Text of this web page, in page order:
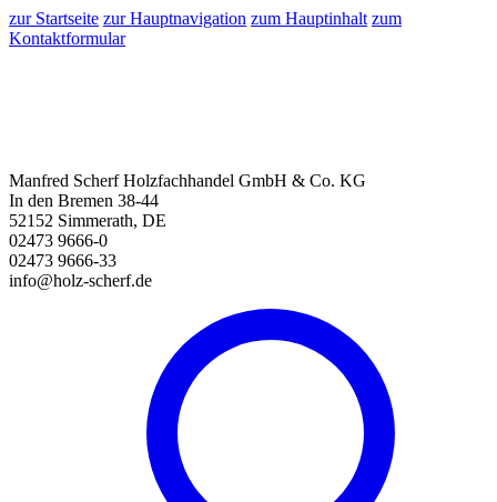
zur Startseite zur Hauptnavigation zum Hauptinhalt zum
Kontaktformular
Manfred Scherf Holzfachhandel GmbH & Co. KG
In den Bremen 38-44
52152 Simmerath, DE
02473 9666-0
02473 9666-33
info@holz-scherf.de